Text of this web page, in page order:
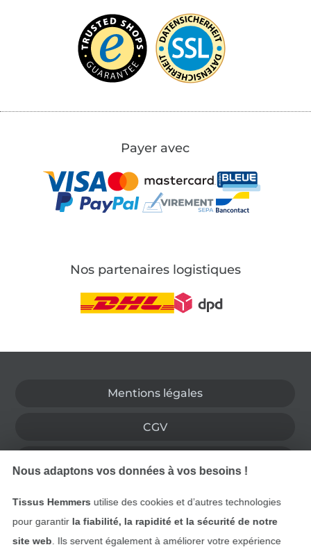
Payer avec
Nos partenaires logistiques
Mentions légales
CGV
Contact
Nous adaptons vos données à vos besoins !
Tissus Hemmers utilise des cookies et d’autres technologies
pour garantir la fiabilité, la rapidité et la sécurité de notre
site web . Ils servent également à améliorer votre expérience